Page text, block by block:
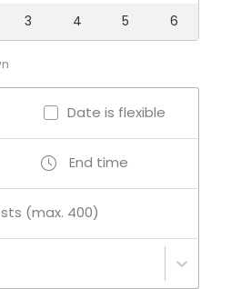
space
space
3 4 5 6
Date is flexible
End time
(max. 400)